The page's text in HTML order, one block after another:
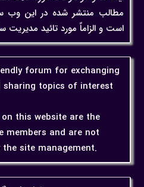
مطالب منتشر شده در این
است و الزاماً مورد تائید
forum for exchanging
topics of interest
this website are the
members and are not
site management.